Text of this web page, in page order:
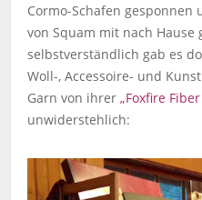
Cormo-Schafen gesponnen
von Squam mit nach Hause
selbstverständlich gab es
Woll-, Accessoire- und
Garn von ihrer „Foxfire
unwiderstehlich: